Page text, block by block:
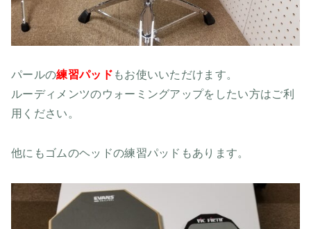
パールの練習パッド もお使いいただけます。
ルーディメンツのウォーミングアップをしたい方はご利
用ください。
他にもゴムのヘッドの練習パッドもあります。